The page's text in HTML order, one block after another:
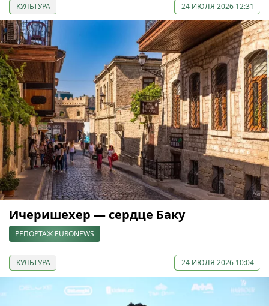
КУЛЬТУРА 24 ИЮЛЯ 2026 12:31
Ичеришехер — сердце Баку
РЕПОРТАЖ EURONEWS
КУЛЬТУРА 24 ИЮЛЯ 2026 10:04